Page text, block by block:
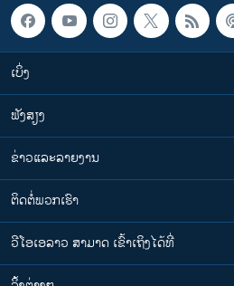
ເບິ່ງ
ຟັງສຽງ
ຂ່າວແລະລາຍງານ
ຕິດຕໍ່ພວກເຮົາ
ວີໂອເອລາວ ສາມາດ ເຂົ້າເຖິງໄດ້ທີ່